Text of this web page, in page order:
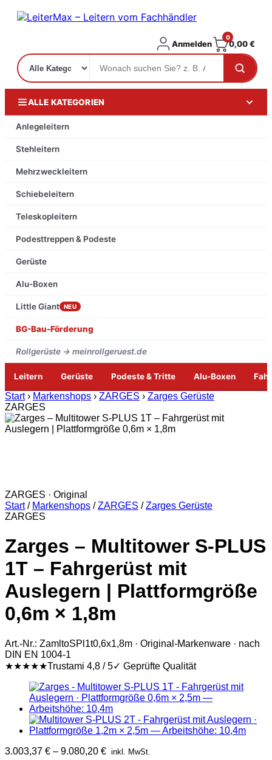
Anmelden
0
0,00€
ALLE KATEGORIEN
Anlegeleitern
Stehleitern
Mehrzweckleitern
Schiebeleitern
Teleskopleitern
Podesttreppen & Podeste
Gerüste
Alu-Boxen
Little Giant NEU
BG-Bau-Förderung
Rollgerüste → meinrollgeruest.de
Leitern Gerüste Podeste & Tritte Alu-Boxen
Zum
Inhalt
springen
Start › Markenshops › ZARGES › Zarges Gerüste
ZARGES
ZARGES · Original
Start / Markenshops / ZARGES / Zarges Gerüste
ZARGES
Zarges – Multitower S-PLUS
1T – Fahrgerüst mit
Auslegern | Plattformgröße
0,6m × 1,8m
Art.-Nr.: ZamltoSPl1t0,6x1,8m · Original-Markenware · nach
DIN EN 1004-1
★★★★★Trustami 4,8 / 5✓ Geprüfte Qualität
3.003,37 € – 9.080,20 € inkl. MwSt.